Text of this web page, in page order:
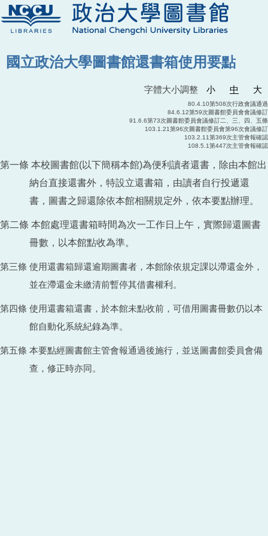
國立政治大學圖書館還書箱使用要點
字體大小調整 小 中 大
80.4.10第508次行政會議通過
84.6.12第59次圖書館委員會會議修訂
91.6.6第73次圖書館委員會議修訂二、三、四、五條
103.1.21第96次圖書館委員會第96次會議修訂
103.2.11第369次主管會報確認
108.5.1第447次主管會報確認
第一條 本校圖書館(以下簡稱本館)為便利讀者還書，除由本館出
納台直接還書外，特設立還書箱，由讀者自行投遞還
書，圖書之歸還除依本館相關規定外，依本要點辦理。
第二條 本館處理還書箱時間為次一工作日上午，實際歸還圖書
冊數，以本館點收為準。
第三條 使用還書箱歸還逾期圖書者，本館除依規定課以滯還金外，
並在滯還金未繳清前暫停其借書權利。
第四條 使用還書箱還書，於本館未點收前，可借用圖書冊數仍以本
館自動化系統紀錄為準。
第五條 本要點經圖書館主管會報通過後施行，並送圖書館委員會備
查，修正時亦同。